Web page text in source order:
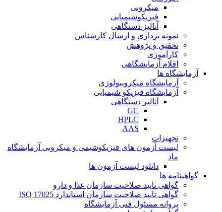
میکروبی
فیزیکوشیمیایی
آنالیز دستگاهی
نمونه برداری و ارسال کارشناس
تحقیق و پژوهش
کارآموزی
اقلام آزمایشگاهی
آزمایشگاه ها
آزمایشگاه میکروبیولوژی
آزمایشگاه فیزیکو شیمیایی
آنالیز دستگاهی
GC
HPLC
AAS
تجهیزات
لیست آزمون های فیزیکوشیمی و میکروبی آزمایشگاه
ماد
دانلود لیست آزمون ها
گواهینامه ها
گواهی تایید صلاحیت سازمان غذا و دارو
گواهی تایید صلاحیت سازمان استاندارد ISO 17025
پروانه مسئول فنی آزمایشگاه